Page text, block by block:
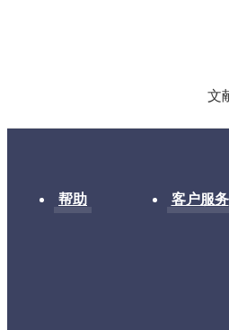
文
帮助 客户服务